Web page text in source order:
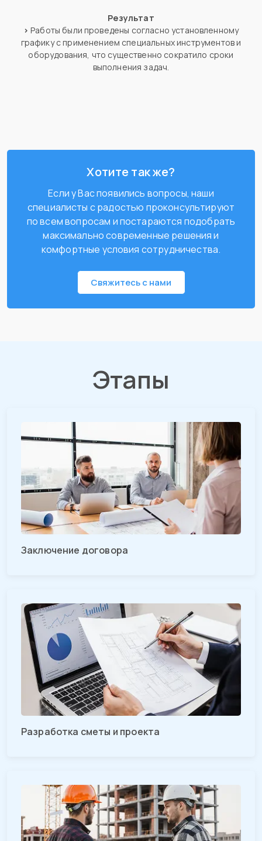
Результат
> Работы были проведены согласно установленному
графику с применением специальных инструментов и
оборудования, что существенно сократило сроки
выполнения задач.
Хотите так же?
Если у Вас появились вопросы, наши
специалисты с радостью проконсультируют
по всем вопросам и постараются подобрать
максимально современные решения и
комфортные условия сотрудничества.
Свяжитесь с нами
Этапы
Заключение договора
Разработка сметы и проекта